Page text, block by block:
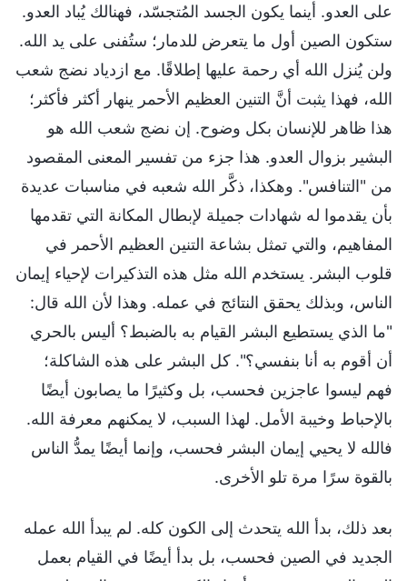
على العدو. أينما يكون الجسد المُتجسّد، فهنالك يُباد العدو.
ستكون الصين أول ما يتعرض للدمار؛ ستُفنى على يد الله.
ولن يُنزل الله أي رحمة عليها إطلاقًا. مع ازدياد نضج شعب
الله، فهذا يثبت أنَّ التنين العظيم الأحمر ينهار أكثر فأكثر؛
هذا ظاهر للإنسان بكل وضوح. إن نضج شعب الله هو
البشير بزوال العدو. هذا جزء من تفسير المعنى المقصود
من "التنافس". وهكذا، ذكَّر الله شعبه في مناسبات عديدة
بأن يقدموا له شهادات جميلة لإبطال المكانة التي تقدمها
المفاهيم، والتي تمثل بشاعة التنين العظيم الأحمر في
قلوب البشر. يستخدم الله مثل هذه التذكيرات لإحياء إيمان
الناس، وبذلك يحقق النتائج في عمله. وهذا لأن الله قال:
"ما الذي يستطيع البشر القيام به بالضبط؟ أليس بالحري
أن أقوم به أنا بنفسي؟". كل البشر على هذه الشاكلة؛
فهم ليسوا عاجزين فحسب، بل وكثيرًا ما يصابون أيضًا
بالإحباط وخيبة الأمل. لهذا السبب، لا يمكنهم معرفة الله.
فالله لا يحيي إيمان البشر فحسب، وإنما أيضًا يمدُّ الناس
بالقوة سرًا مرة تلو الأخرى.
بعد ذلك، بدأ الله يتحدث إلى الكون كله. لم يبدأ الله عمله
الجديد في الصين فحسب، بل بدأ أيضًا في القيام بعمل